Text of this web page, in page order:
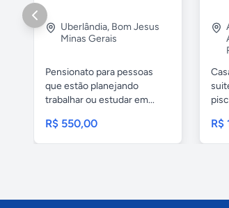
Uberlândia, Bom Jesus
Minas Gerais
Pensionato para pessoas
que estão planejando
trabalhar ou estudar em...
R$ 550,00 R$